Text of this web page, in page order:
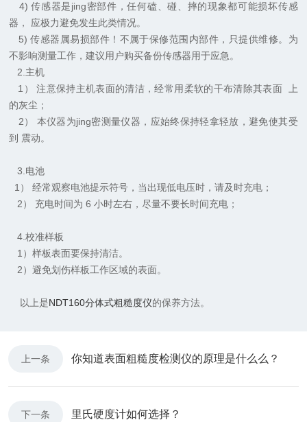
4) 传感器是jing密部件，任何磕、碰、摔的现象都可能损坏传感
器， 应极力避免发生此类情况。
5) 传感器属易损部件！不属于保修范围内部件，只提供维修。为
不影响测量工作，建议用户购买备份传感器用于应急。
2.主机
1） 注意保持主机表面的清洁，经常用柔软的干布清除其表面 上
的灰尘；
2） 本仪器为jing密测量仪器，应始终保持轻拿轻放，避免使其受
到 震动。
3.电池
1） 经常观察电池提示符号，当出现低电压时，请及时充电；
2） 充电时间为 6 小时左右，尽量不要长时间充电；
4.校准样板
1）样板表面要保持清洁。
2）避免划伤样板工作区域的表面。
以上是NDT160分体式粗糙度仪的保养方法。
上一条 你知道表面粗糙度检测仪的原理是什么么？
下一条 里氏硬度计如何选择？